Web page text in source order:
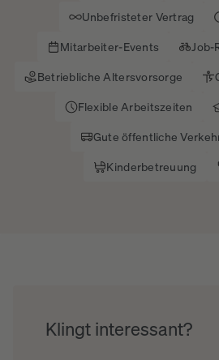
Unbefristeter Vertrag
Mitarbeiter-Events
Job-
Betriebliche Altersvorsorge
Flexible Arbeitszeiten
Gute öffentliche
Kinderbetreuung
Klingt interessant?